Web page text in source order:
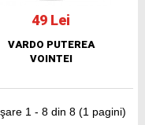
49 Lei
VARDO PUTEREA
VOINTEI
1 - 8 din 8 (1 pagini)